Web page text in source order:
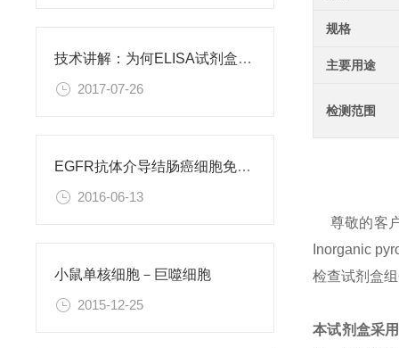
技术讲解：为何ELISA试剂盒OD值不正常
2017-07-26
EGFR抗体介导结肠癌细胞免疫性凋亡
2016-06-13
小鼠单核细胞－巨噬细胞
2015-12-25
规格
主要用途
检测范围
尊敬的客
Inorganic
检查试剂盒
本试剂盒采